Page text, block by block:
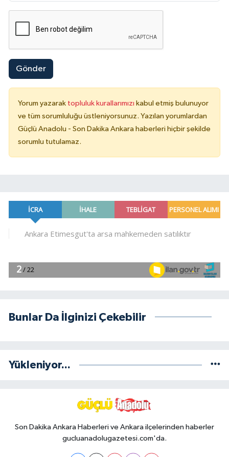
Gönder
Yorum yazarak topluluk kurallarımızı kabul etmiş bulunuyor
ve tüm sorumluluğu üstleniyorsunuz. Yazılan yorumlardan
Güçlü Anadolu - Son Dakika Ankara haberleri hiçbir şekilde
sorumlu tutulamaz.
Bunlar Da İlginizi Çekebilir
Yükleniyor...
Son Dakika Ankara Haberleri ve Ankara ilçelerinden haberler
gucluanadolugazetesi.com'da.